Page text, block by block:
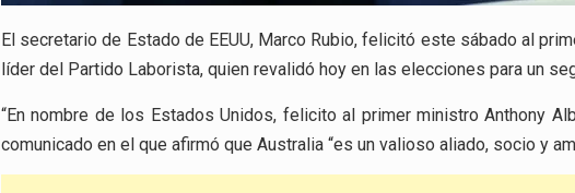
El secretario de Estado de EEUU, Marco Rubio, felicitó este sábado al
líder del Partido Laborista, quien revalidó hoy en las elecciones para un
“En nombre de los Estados Unidos, felicito al primer ministro Anthony
comunicado en el que afirmó que Australia “es un valioso aliado, socio y